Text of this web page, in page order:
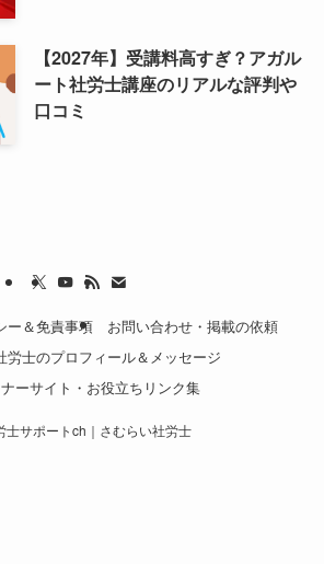
【2027年】受講料高すぎ？アガル
ート社労士講座のリアルな評判や
口コミ
ー＆免責事項
お問い合わせ・掲載の依頼
労士のプロフィール＆メッセージ
ーサイト・お役立ちリンク集
サポートch｜さむらい社労士